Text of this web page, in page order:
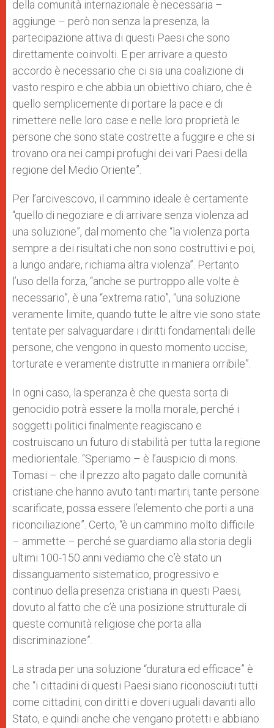
della comunità internazionale è necessaria –
aggiunge – però non senza la presenza, la
partecipazione attiva di questi Paesi che sono
direttamente coinvolti. E per arrivare a questo
accordo è necessario che ci sia una coalizione di
vasto respiro e che abbia un obiettivo chiaro, che è
quello semplicemente di portare la pace e di
rimettere nelle loro case e nelle loro proprietà le
persone che sono state costrette a fuggire e che si
trovano ora nei campi profughi dei vari Paesi della
regione del Medio Oriente”.
Per l’arcivescovo, il cammino ideale è certamente
“quello di negoziare e di arrivare senza violenza ad
una soluzione”, dal momento che “la violenza porta
sempre a dei risultati che non sono costruttivi e poi,
a lungo andare, richiama altra violenza”. Pertanto
l’uso della forza, “anche se purtroppo alle volte è
necessario”, è una “extrema ratio”, “una soluzione
veramente limite, quando tutte le altre vie sono state
tentate per salvaguardare i diritti fondamentali delle
persone, che vengono in questo momento uccise,
torturate e veramente distrutte in maniera orribile”.
In ogni caso, la speranza è che questa sorta di
genocidio potrà essere la molla morale, perché i
soggetti politici finalmente reagiscano e
costruiscano un futuro di stabilità per tutta la regione
mediorientale. “Speriamo – è l’auspicio di mons.
Tomasi – che il prezzo alto pagato dalle comunità
cristiane che hanno avuto tanti martiri, tante persone
scarificate, possa essere l’elemento che porti a una
riconciliazione”. Certo, “è un cammino molto difficile
– ammette – perché se guardiamo alla storia degli
ultimi 100-150 anni vediamo che c’è stato un
dissanguamento sistematico, progressivo e
continuo della presenza cristiana in questi Paesi,
dovuto al fatto che c’è una posizione strutturale di
queste comunità religiose che porta alla
discriminazione”.
La strada per una soluzione “duratura ed efficace” è
che “i cittadini di questi Paesi siano riconosciuti tutti
come cittadini, con diritti e doveri uguali davanti allo
Stato, e quindi anche che vengano protetti e abbiano